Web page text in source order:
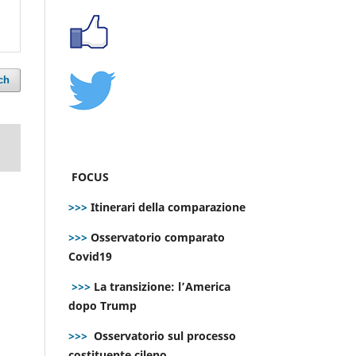
FOCUS
>>> Itinerari della comparazione
>>> Osservatorio comparato
Covid19
>>> La transizione: l’America
dopo Trump
>>> Osservatorio sul processo